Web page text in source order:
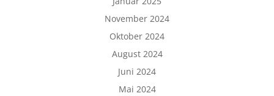
November 2024
Oktober 2024
August 2024
Juni 2024
Mai 2024